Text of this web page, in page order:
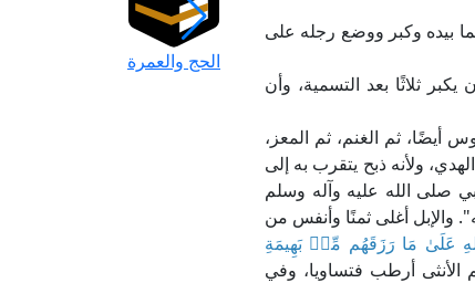
بيده وكبر ووضع رجله على
ثلاثًا بعد التسمية، وأن
أيضًا، ثم الغنم، ثم المعز،
ولأنه ذبح يتقرب به إلى
صلى الله عليه وآله وسلم
والإبل أغلى ثمنًا وأنفس من
عَلَىٰ مَا رَزَقَهُم مِّنۢ بَهِيمَةِ
الأنثى أرطب فتساويا، وفي
الحج والعمرة